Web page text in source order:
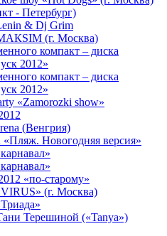
- Петербург)
& Dj Grim
(г. Москва)
компакт – диска
2012»
компакт – диска
2012»
«Zamorozki show»
(Венгрия)
«Пляж. Новогодняя версия»
«по-старому»
(г. Москва)
Терешиной («Tanya»)